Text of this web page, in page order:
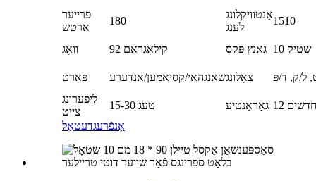
פרייער
אַרטש
180
אַנטוויקלונג
לענג
1510
וואָג 92 קילאָגראַם גאַנץ פּקס 10 שטיק
פּאָרט שאַנגהאַי/קסיאַמען/אַנדערעצאָלונג
ל/ק, ד/פּ
ליפערונג
צייט
15-30 טעג גאַראַנטיע
12 חדשים
אָנפֿרעגדעטאַל